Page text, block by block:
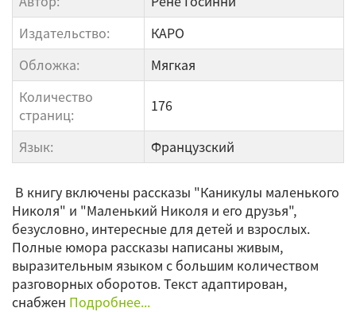
Издательство:
КАРО
Обложка:
Мягкая
Количество
страниц:
176
Язык: Французский
В книгу включены рассказы "Каникулы маленького
Николя" и "Маленький Николя и его друзья",
безусловно, интересные для детей и взрослых.
Полные юмора рассказы написаны живым,
выразительным языком с большим количеством
разговорных оборотов. Текст адаптирован,
снабжен Подробнее...